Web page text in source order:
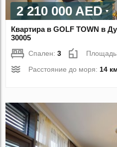
2 210 000 AED
Квартира в GOLF TOWN в
30005
Спален:3
Расстояние до моря:14